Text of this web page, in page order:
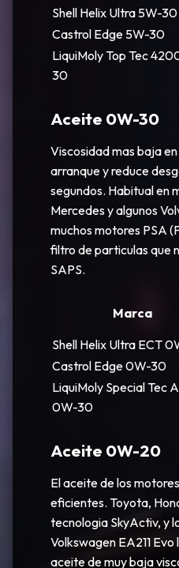
Shell Helix Ultra 5W-30
Castrol Edge 5W-30
LiquiMoly Top Tec
30
Aceite 0W-30
Viscosidad mas baja
arranque y reduce
segundos. Habitual en
Mercedes y algunos
muchos motores PSA
filtro de particulas que
SAPS.
Marca
Shell Helix Ultra ECT
Castrol Edge 0W-30
LiquiMoly Special Tec
0W-30
Aceite 0W-20
El aceite de los
eficientes. Toyota,
tecnologia SkyActiv, y
Volkswagen EA211 Evo
aceite de muy baja